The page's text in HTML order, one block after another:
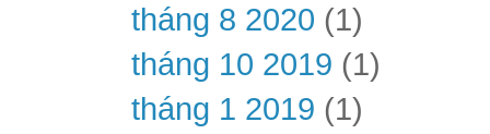
tháng 8 2020 (1)
tháng 10 2019 (1)
tháng 1 2019 (1)